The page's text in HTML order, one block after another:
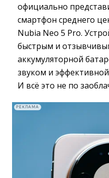
официально
смартфон среднего
Nubia Neo 5 Pro.
быстрым и
аккумуляторной
звуком и
И всё это не по
РЕКЛАМА